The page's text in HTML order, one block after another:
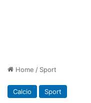
Home / Sport
Calcio Sport